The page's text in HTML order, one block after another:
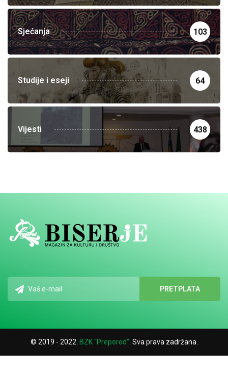
Sjećanja 103
Studije i eseji 64
Vijesti 438
© 2019 - 2022. BZK "Preporod" . Sva prava zadržana.